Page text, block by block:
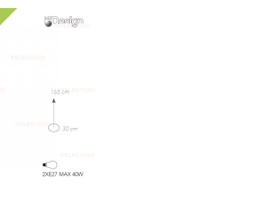
+ ACQUISTA